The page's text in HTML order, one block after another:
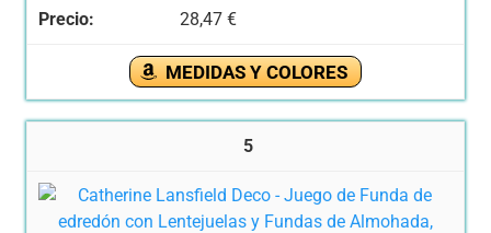
28,47 €
MEDIDAS Y COLORES
5